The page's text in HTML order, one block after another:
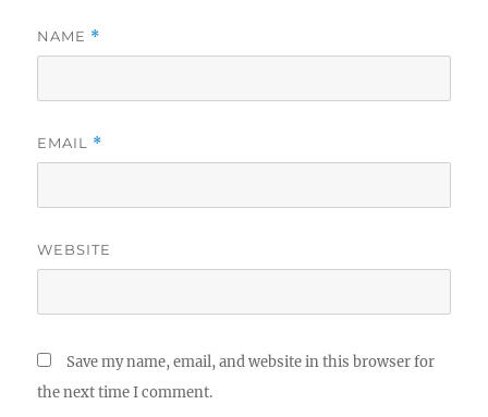
NAME *
EMAIL *
WEBSITE
Save my name, email, and website in this browser for
the next time I comment.